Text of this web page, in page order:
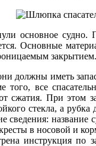
основное
Основные
закрытием.
должны иметь
все
сжатия. При этом
стекла, а рубка
сведения:
в носовой и
инструкция по